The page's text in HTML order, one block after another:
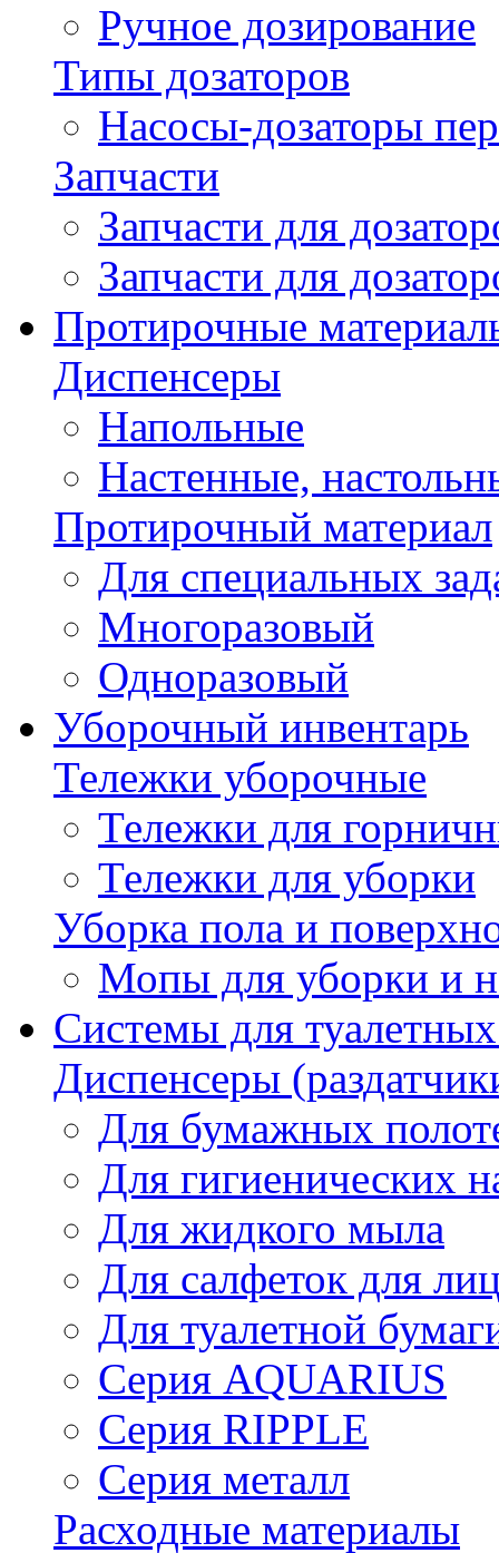
Ручное дозирование
Типы дозаторов
Насосы-дозаторы
Запчасти
Запчасти для
Запчасти для
Протирочные
Диспенсеры
Напольные
Настенные,
Протирочный материал
Для специальных
Многоразовый
Одноразовый
Уборочный инвентарь
Тележки уборочные
Тележки для
Тележки для уборки
Уборка пола и
Мопы для уборки и
Системы для
Диспенсеры
Для бумажных
Для гигиенических
Для жидкого мыла
Для салфеток для
Для туалетной
Серия AQUARIUS
Серия RIPPLE
Серия металл
Расходные материалы